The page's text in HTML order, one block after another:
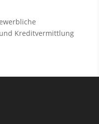
Kreditvermittlung